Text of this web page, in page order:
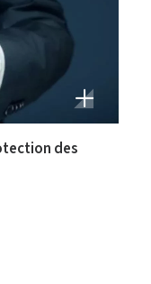
des